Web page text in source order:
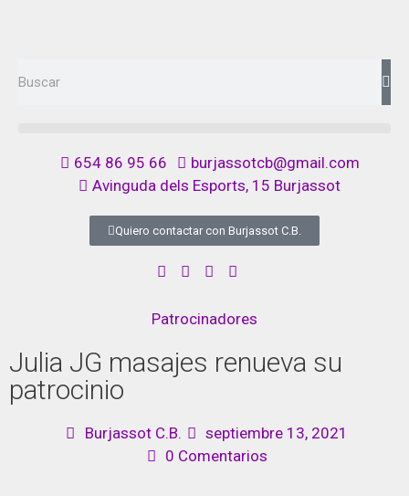
Quiero contactar con Burjassot C.B.
654 86 95 66
burjassotcb@gmail.com
Avinguda dels Esports, 15 Burjassot
Patrocinadores
Julia JG masajes renueva su
patrocinio
Burjassot C.B.
septiembre 13, 2021
0 Comentarios